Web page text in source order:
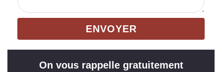
On vous rappelle gratuitement